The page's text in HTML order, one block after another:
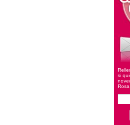
si